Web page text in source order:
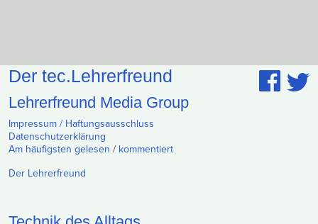
Der tec.Lehrerfreund
Lehrerfreund Media Group
Impressum / Haftungsausschluss
Datenschutzerklärung
Am häufigsten gelesen / kommentiert
Der Lehrerfreund